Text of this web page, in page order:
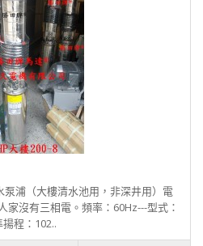
泵浦（大樓清水池用，非深井用）電
家沒有三相電。頻率：60Hz---型式：
程：102..